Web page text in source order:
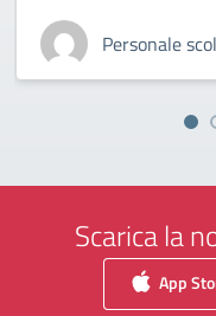
Personale
Scarica la
App